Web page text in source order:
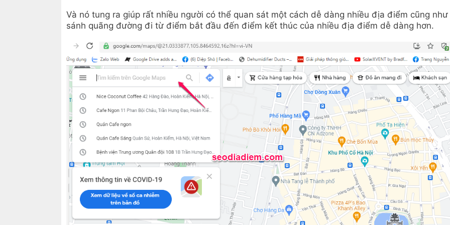
Và nó tung ra giúp rất nhiều người có thể quan sát một cách dễ dàng nhiều địa điểm cũng như
sánh quãng đường đi từ điểm bắt đầu đến điểm kết thúc của nhiều địa điểm dễ dàng hơn.